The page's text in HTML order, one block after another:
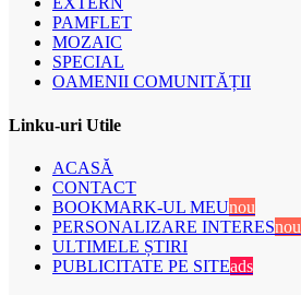
PAMFLET
MOZAIC
SPECIAL
OAMENII COMUNITĂȚII
Linku-uri Utile
ACASĂ
CONTACT
BOOKMARK-UL MEUnou
PERSONALIZARE INTERESnou
ULTIMELE ȘTIRI
PUBLICITATE PE SITEads